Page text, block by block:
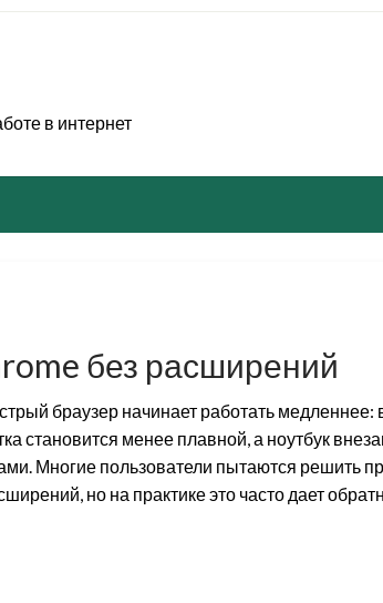
в интернет
без расширений
браузер начинает работать медленнее:
становится менее плавной, а ноутбук
Многие пользователи пытаются решить
но на практике это часто дает